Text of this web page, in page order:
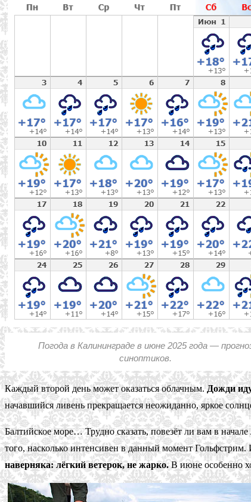
Погода в Калининграде в июне 2025 года —
синоптиков.
Каждый второй день может оказаться облачным.Дожди
начавшийся ливень прекращается неожиданно, яркое
Балтийское море… Трудно сказать, повезёт ли вам в
того, насколько интенсивен в данный момент Гольфстрим.
наверняка: лёгкий ветерок, не жарко.В июне особенно